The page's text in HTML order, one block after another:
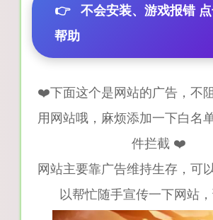
👉 不会安装、游戏报错
帮助
❤️下面这个是网站的广告，不
用网站哦，麻烦添加一下白名
件拦截 ❤️
网站主要靠广告维持生存，可
以帮忙随手宣传一下网站